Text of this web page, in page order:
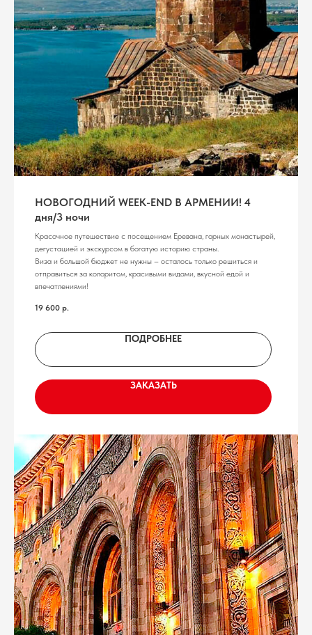
НОВОГОДНИЙ WEEK-END В АРМЕНИИ! 4
дня/3 ночи
Красочное путешествие с посещением Еревана, горных монастырей,
дегустацией и экскурсом в богатую историю страны.
Виза и большой бюджет не нужны – осталось только решиться и
отправиться за колоритом, красивыми видами, вкусной едой и
впечатлениями!
19 600 р.
ПОДРОБНЕЕ
ЗАКАЗАТЬ